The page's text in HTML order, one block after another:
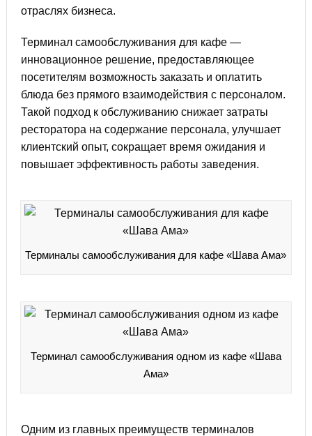
отраслях бизнеса.
Терминал самообслуживания для кафе —
инновационное решение, предоставляющее
посетителям возможность заказать и оплатить
блюда без прямого взаимодействия с персоналом.
Такой подход к обслуживанию снижает затраты
ресторатора на содержание персонала, улучшает
клиентский опыт, сокращает время ожидания и
повышает эффективность работы заведения.
Терминалы самообслуживания для кафе «Шава Ама»
Терминал самообслуживания одном из кафе «Шава
Ама»
Одним из главных преимуществ терминалов